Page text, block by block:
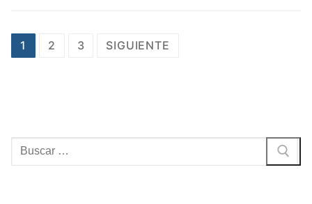
Paginación
1 2 3 SIGUIENTE
Buscar: